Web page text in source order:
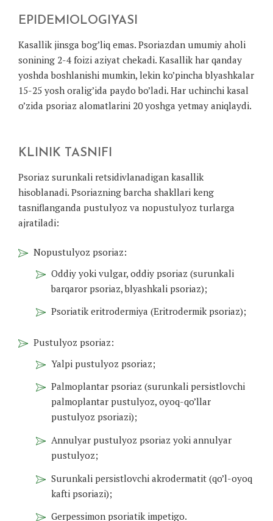
EPIDEMIOLOGIYASI
Kasallik jinsga bog’liq emas. Psoriazdan umumiy aholi
sonining 2-4 foizi aziyat chekadi. Kasallik har qanday
yoshda boshlanishi mumkin, lekin ko’pincha blyashkalar
15-25 yosh oralig’ida paydo bo’ladi. Har uchinchi kasal
o’zida psoriaz alomatlarini 20 yoshga yetmay aniqlaydi.
KLINIK TASNIFI
Psoriaz surunkali retsidivlanadigan kasallik
hisoblanadi. Psoriazning barcha shakllari keng
tasniflanganda pustulyoz va nopustulyoz turlarga
ajratiladi:
Nopustulyoz psoriaz:
Oddiy yoki vulgar, oddiy psoriaz (surunkali
barqaror psoriaz, blyashkali psoriaz);
Psoriatik eritrodermiya (Eritrodermik psoriaz);
Pustulyoz psoriaz:
Yalpi pustulyoz psoriaz;
Palmoplantar psoriaz (surunkali persistlovchi
palmoplantar pustulyoz, oyoq-qo’llar
pustulyoz psoriazi);
Annulyar pustulyoz psoriaz yoki annulyar
pustulyoz;
Surunkali persistlovchi akrodermatit (qo’l-oyoq
kafti psoriazi);
Gerpessimon psoriatik impetigo.